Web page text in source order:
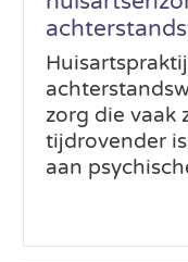
zorg die vaak
tijdrovender
aan